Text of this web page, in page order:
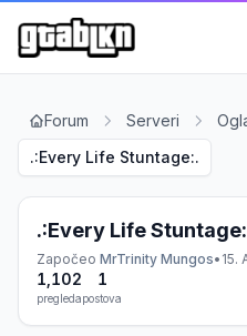
Forum Serveri
.:Every Life Stuntage:.
.:Every Life
Započeo MrTrinity Mungos• 15.
1,102
pregleda
1
postova